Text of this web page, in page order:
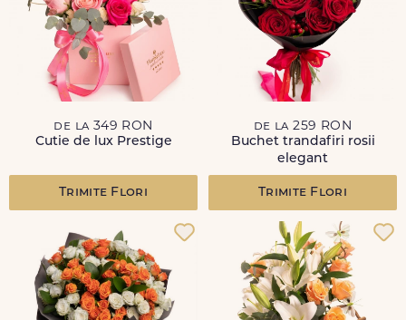
de la 349 RON
Cutie de lux Prestige
Trimite Flori
de la 259 RON
Buchet trandafiri rosii
elegant
Trimite Flori